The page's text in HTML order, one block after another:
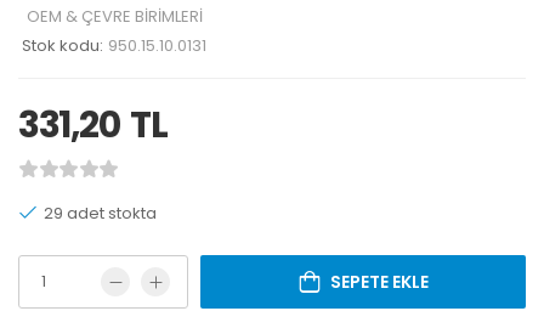
OEM & ÇEVRE BİRİMLERİ
Stok kodu: 950.15.10.0131
331,20 TL
29 adet stokta
SEPETE EKLE